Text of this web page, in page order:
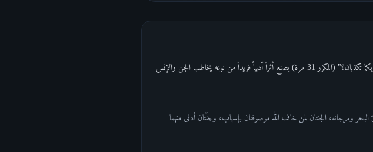
سورة الرحمن سورة بـ78 آية، تُحتفى بها إحدى أجمل سور القرآن. والرجع المتكرر الشهير "فبأي آلاء ربكما تكذبان؟" (المكرر 31 مرة) يصنع أثراً أدبياً فريداً من نوعه يخاطب الجن والإنس
ومرجانه، الجنتان لمن خاف الله موصوفتان بإسهاب، وجنّتان أدنى منهما